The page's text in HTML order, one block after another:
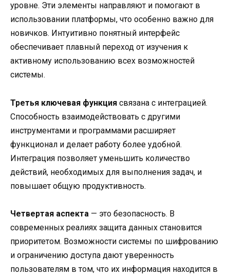
уровне. Эти элементы направляют и помогают в
использовании платформы, что особенно важно для
новичков. Интуитивно понятный интерфейс
обеспечивает плавный переход от изучения к
активному использованию всех возможностей
системы.
Третья ключевая функция связана с интеграцией.
Способность взаимодействовать с другими
инструментами и программами расширяет
функционал и делает работу более удобной.
Интеграция позволяет уменьшить количество
действий, необходимых для выполнения задач, и
повышает общую продуктивность.
Четвертая аспекта — это безопасность. В
современных реалиях защита данных становится
приоритетом. Возможности системы по шифрованию
и ограничению доступа дают уверенность
пользователям в том, что их информация находится в